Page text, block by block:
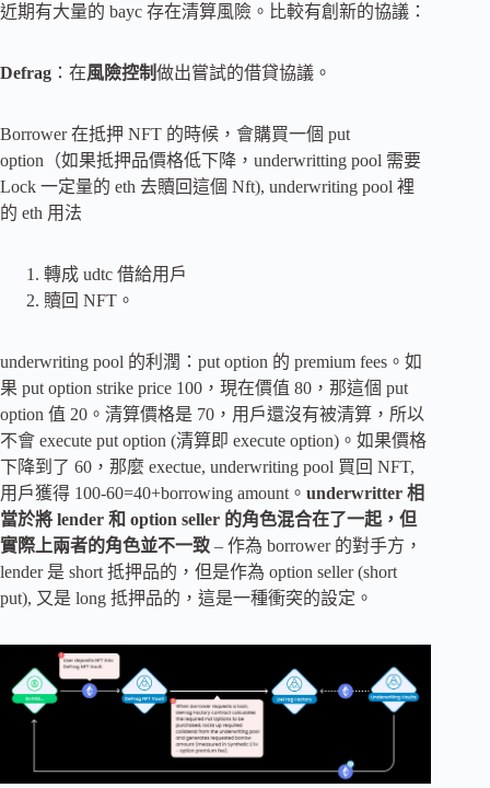
近期有大量的 bayc 存在清算風險。比較有創新的協議：
Defrag ：在風險控制做出嘗試的借貸協議。
Borrower 在抵押 NFT 的時候，會購買一個 put
option（如果抵押品價格低下降，underwritting pool 需要
Lock 一定量的 eth 去贖回這個 Nft), underwriting pool 裡
的 eth 用法
轉成 udtc 借給用戶
贖回 NFT。
underwriting pool 的利潤：put option 的 premium fees。如
果 put option strike price 100，現在價值 80，那這個 put
option 值 20。清算價格是 70，用戶還沒有被清算，所以
不會 execute put option (清算即 execute option)。如果價格
下降到了 60，那麼 exectue, underwriting pool 買回 NFT,
用戶獲得 100-60=40+borrowing amount。 underwritter 相
當於將 lender 和 option seller 的角色混合在了一起，但
實際上兩者的角色並不一致 – 作為 borrower 的對手方，
lender 是 short 抵押品的，但是作為 option seller (short
put), 又是 long 抵押品的，這是一種衝突的設定。